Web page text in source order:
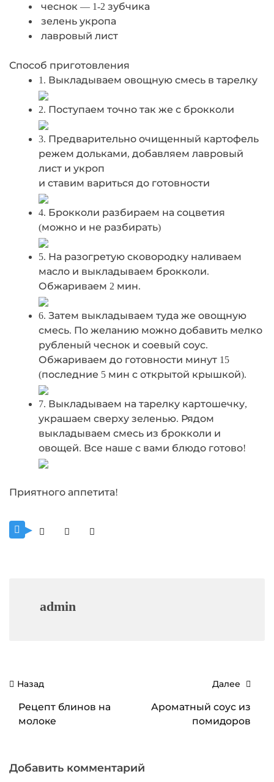
чеснок — 1-2 зубчика
зелень укропа
лавровый лист
Способ приготовления
1. Выкладываем овощную смесь в тарелку
2. Поступаем точно так же с брокколи
3. Предварительно очищенный картофель
режем дольками, добавляем лавровый
лист и укроп
и ставим вариться до готовности
4. Брокколи разбираем на соцветия
(можно и не разбирать)
5. На разогретую сковородку наливаем
масло и выкладываем брокколи.
Обжариваем 2 мин.
6. Затем выкладываем туда же овощную
смесь. По желанию можно добавить мелко
рубленый чеснок и соевый соус.
Обжариваем до готовности минут 15
(последние 5 мин с открытой крышкой).
7. Выкладываем на тарелку картошечку,
украшаем сверху зеленью. Рядом
выкладываем смесь из брокколи и
овощей. Все наше с вами блюдо готово!
Приятного аппетита!
admin
Навигация
записям
Назад
Рецепт блинов на
молоке
Далее
Ароматный соус из
помидоров
Добавить комментарий